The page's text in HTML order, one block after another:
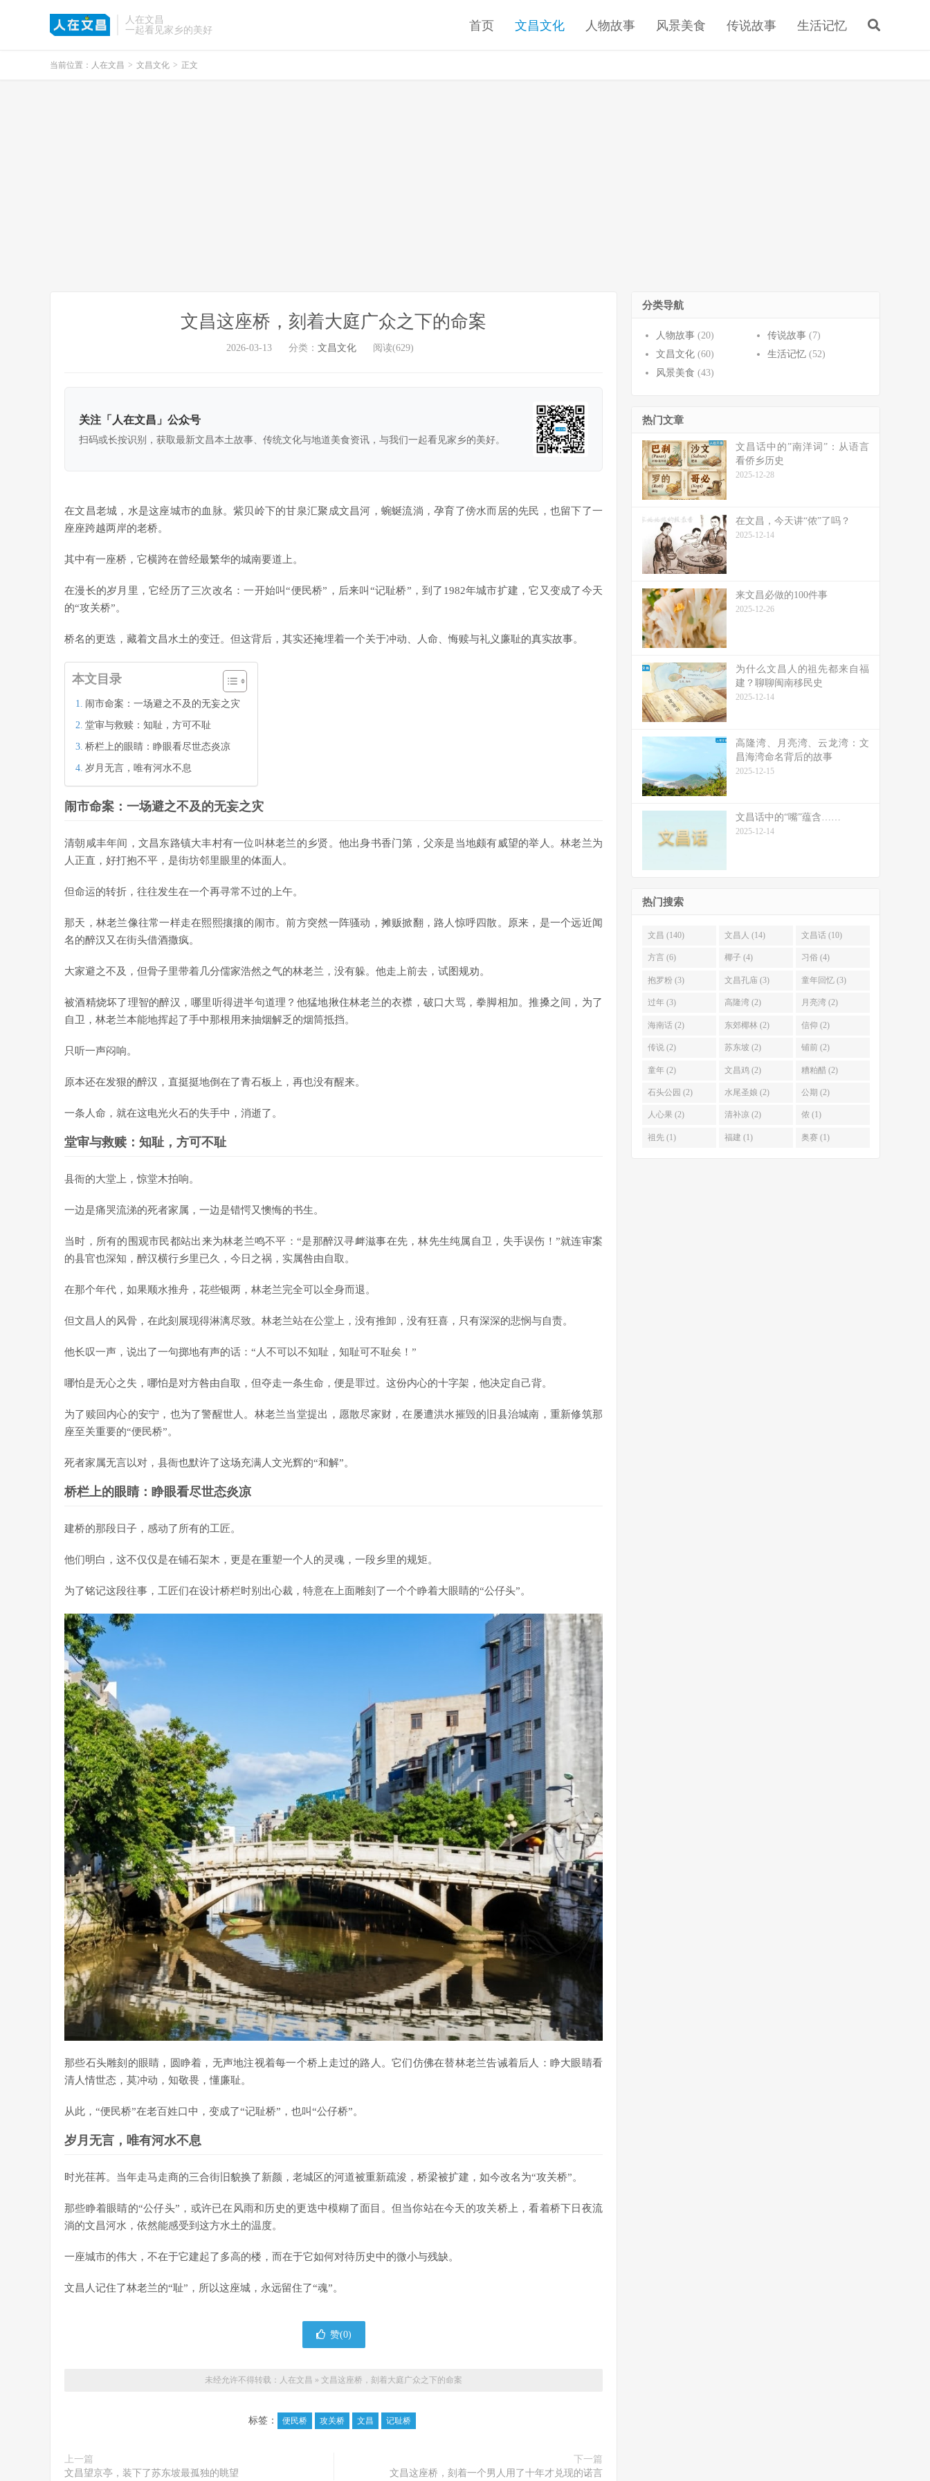
人在文昌
一起看见家乡的美好
首页 文昌文化 人物故事 风景美食 传说故事 生活记忆
当前位置： 人在文昌 > 文昌文化 > 正文
文昌这座桥，刻着大庭广众之下的命案
2026-03-13 分类： 文昌文化 阅读(629)
关注「人在文昌」公众号
扫码或长按识别，获取最新文昌本土故事、传统文化与地道美食资讯，与我们一起看见家乡的美好。
在文昌老城，水是这座城市的血脉。紫贝岭下的甘泉汇聚成文昌河，蜿蜒流淌，孕育了傍水而居的先民，也留下了一
座座跨越两岸的老桥。
其中有一座桥，它横跨在曾经最繁华的城南要道上。
在漫长的岁月里，它经历了三次改名：一开始叫“便民桥”，后来叫“记耻桥”，到了1982年城市扩建，它又变成了今天
的“攻关桥”。
桥名的更迭，藏着文昌水土的变迁。但这背后，其实还掩埋着一个关于冲动、人命、悔赎与礼义廉耻的真实故事。
本文目录
闹市命案：一场避之不及的无妄之灾
堂审与救赎：知耻，方可不耻
桥栏上的眼睛：睁眼看尽世态炎凉
岁月无言，唯有河水不息
闹市命案：一场避之不及的无妄之灾
清朝咸丰年间，文昌东路镇大丰村有一位叫林老兰的乡贤。他出身书香门第，父亲是当地颇有威望的举人。林老兰为
人正直，好打抱不平，是街坊邻里眼里的体面人。
但命运的转折，往往发生在一个再寻常不过的上午。
那天，林老兰像往常一样走在熙熙攘攘的闹市。前方突然一阵骚动，摊贩掀翻，路人惊呼四散。原来，是一个远近闻
名的醉汉又在街头借酒撒疯。
大家避之不及，但骨子里带着几分儒家浩然之气的林老兰，没有躲。他走上前去，试图规劝。
被酒精烧坏了理智的醉汉，哪里听得进半句道理？他猛地揪住林老兰的衣襟，破口大骂，拳脚相加。推搡之间，为了
自卫，林老兰本能地挥起了手中那根用来抽烟解乏的烟筒抵挡。
只听一声闷响。
原本还在发狠的醉汉，直挺挺地倒在了青石板上，再也没有醒来。
一条人命，就在这电光火石的失手中，消逝了。
堂审与救赎：知耻，方可不耻
县衙的大堂上，惊堂木拍响。
一边是痛哭流涕的死者家属，一边是错愕又懊悔的书生。
当时，所有的围观市民都站出来为林老兰鸣不平：“是那醉汉寻衅滋事在先，林先生纯属自卫，失手误伤！”就连审案
的县官也深知，醉汉横行乡里已久，今日之祸，实属咎由自取。
在那个年代，如果顺水推舟，花些银两，林老兰完全可以全身而退。
但文昌人的风骨，在此刻展现得淋漓尽致。林老兰站在公堂上，没有推卸，没有狂喜，只有深深的悲悯与自责。
他长叹一声，说出了一句掷地有声的话：“人不可以不知耻，知耻可不耻矣！”
哪怕是无心之失，哪怕是对方咎由自取，但夺走一条生命，便是罪过。这份内心的十字架，他决定自己背。
为了赎回内心的安宁，也为了警醒世人。林老兰当堂提出，愿散尽家财，在屡遭洪水摧毁的旧县治城南，重新修筑那
座至关重要的“便民桥”。
死者家属无言以对，县衙也默许了这场充满人文光辉的“和解”。
桥栏上的眼睛：睁眼看尽世态炎凉
建桥的那段日子，感动了所有的工匠。
他们明白，这不仅仅是在铺石架木，更是在重塑一个人的灵魂，一段乡里的规矩。
为了铭记这段往事，工匠们在设计桥栏时别出心裁，特意在上面雕刻了一个个睁着大眼睛的“公仔头”。
那些石头雕刻的眼睛，圆睁着，无声地注视着每一个桥上走过的路人。它们仿佛在替林老兰告诫着后人：睁大眼睛看
清人情世态，莫冲动，知敬畏，懂廉耻。
从此，“便民桥”在老百姓口中，变成了“记耻桥”，也叫“公仔桥”。
岁月无言，唯有河水不息
时光荏苒。当年走马走商的三合街旧貌换了新颜，老城区的河道被重新疏浚，桥梁被扩建，如今改名为“攻关桥”。
那些睁着眼睛的“公仔头”，或许已在风雨和历史的更迭中模糊了面目。但当你站在今天的攻关桥上，看着桥下日夜流
淌的文昌河水，依然能感受到这方水土的温度。
一座城市的伟大，不在于它建起了多高的楼，而在于它如何对待历史中的微小与残缺。
文昌人记住了林老兰的“耻”，所以这座城，永远留住了“魂”。
赞(0)
未经允许不得转载： 人在文昌 » 文昌这座桥，刻着大庭广众之下的命案
标签： 便民桥 攻关桥 文昌 记耻桥
上一篇
文昌望京亭，装下了苏东坡最孤独的眺望
下一篇
文昌这座桥，刻着一个男人用了十年才兑现的诺言
分类导航
人物故事 (20) 传说故事 (7)
文昌文化 (60) 生活记忆 (52)
风景美食 (43)
热门文章
文昌话中的”南洋词”：从语言
看侨乡历史
2025-12-28
在文昌，今天讲“侬”了吗？
2025-12-14
来文昌必做的100件事
2025-12-26
为什么文昌人的祖先都来自福
建？聊聊闽南移民史
2025-12-14
高隆湾、月亮湾、云龙湾：文
昌海湾命名背后的故事
2025-12-15
文昌话中的“嘴”蕴含……
2025-12-14
热门搜索
文昌 (140) 文昌人 (14) 文昌话 (10)
方言 (6) 椰子 (4) 习俗 (4)
抱罗粉 (3) 文昌孔庙 (3) 童年回忆 (3)
过年 (3) 高隆湾 (2) 月亮湾 (2)
海南话 (2) 东郊椰林 (2) 信仰 (2)
传说 (2) 苏东坡 (2) 铺前 (2)
童年 (2) 文昌鸡 (2) 糟粕醋 (2)
石头公园 (2) 水尾圣娘 (2) 公期 (2)
人心果 (2) 清补凉 (2) 侬 (1)
祖先 (1) 福建 (1) 奥赛 (1)